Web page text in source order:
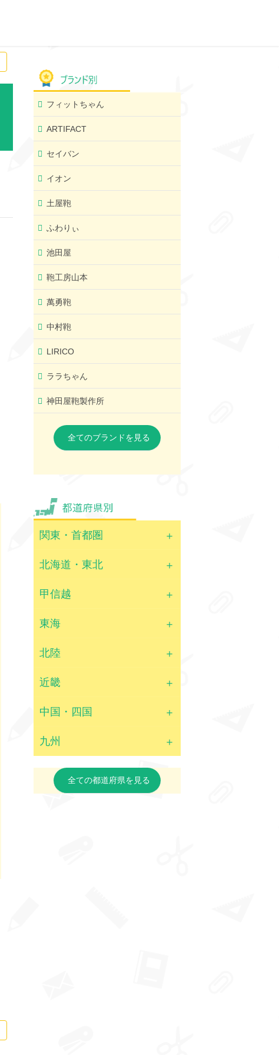
フィットちゃん
ARTIFACT
セイバン
イオン
土屋鞄
ふわりぃ
池田屋
鞄工房山本
萬勇鞄
中村鞄
LIRICO
ララちゃん
神田屋鞄製作所
全てのブランドを見る
関東・首都圏
北海道・東北
甲信越
東海
北陸
近畿
中国・四国
九州
全ての都道府県を見る